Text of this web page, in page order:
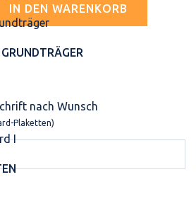
nach Wunsch
Plaketten)
IN DEN WARENKORB